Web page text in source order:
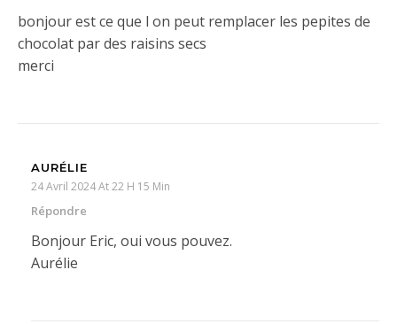
bonjour est ce que l on peut remplacer les pepites de
chocolat par des raisins secs
merci
AURÉLIE
24 Avril 2024 At 22 H 15 Min
Répondre
Bonjour Eric, oui vous pouvez.
Aurélie